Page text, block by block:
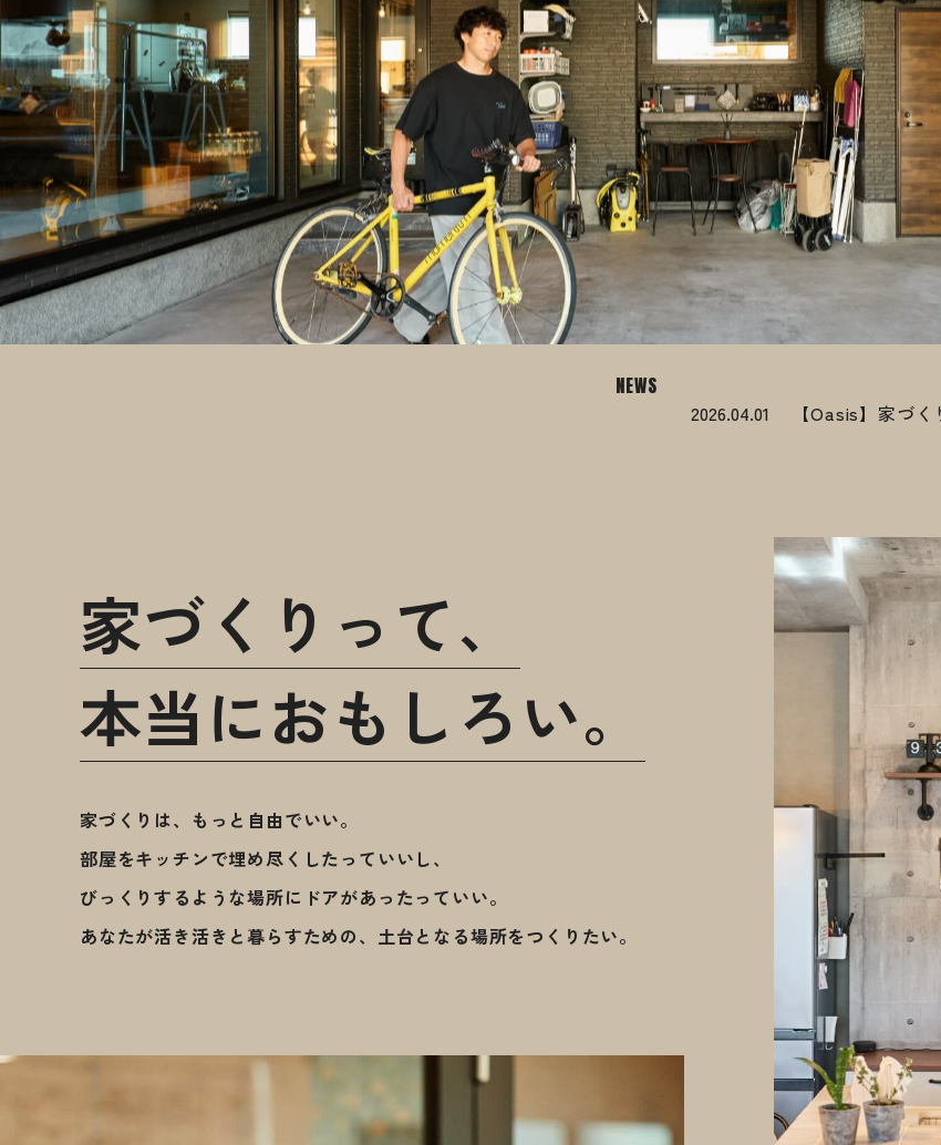
NEWS
2026.04.01
2026.04.08
家づくりって、
本当におもしろい。
家づくりは、もっと自由でいい。
部屋をキッチンで埋め尽くしたっていいし、
びっくりするような場所にドアがあったっていい。
あなたが活き活きと暮らすための、土台となる場所をつくりたい。